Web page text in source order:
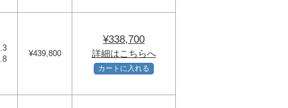
¥439,800
¥338,700
詳細はこちらへ
カートに入れる